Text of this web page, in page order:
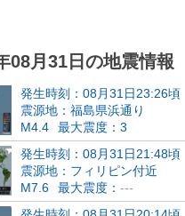
08月31日の地震情報
発生時刻：08月31日23:26頃
震源地：福島県浜通り
M4.4
最大震度：3
発生時刻：08月31日21:48頃
震源地：フィリピン付近
M7.6
最大震度： ---